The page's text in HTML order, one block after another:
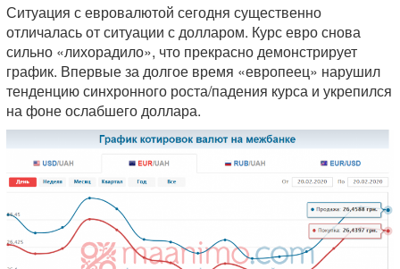
Ситуация с евровалютой сегодня существенно
отличалась от ситуации с долларом. Курс евро снова
сильно «лихорадило», что прекрасно демонстрирует
график. Впервые за долгое время «европеец» нарушил
тенденцию синхронного роста/падения курса и укрепился
на фоне ослабшего доллара.